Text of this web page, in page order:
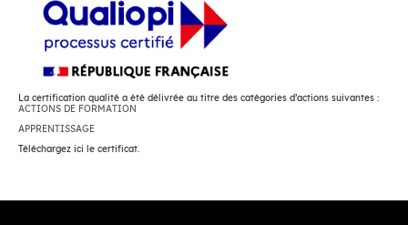
La certification qualité a été délivrée au titre des catégories d’actions suivantes :
ACTIONS DE FORMATION
APPRENTISSAGE
Téléchargez ici le certificat.